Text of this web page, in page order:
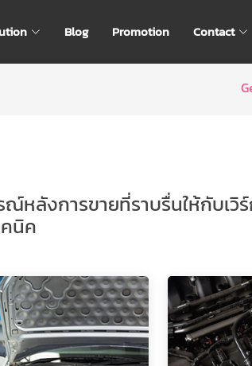
Blog Promotion Contact
หลังการขายที่ราบรื่นให้กับเวิ
นิค